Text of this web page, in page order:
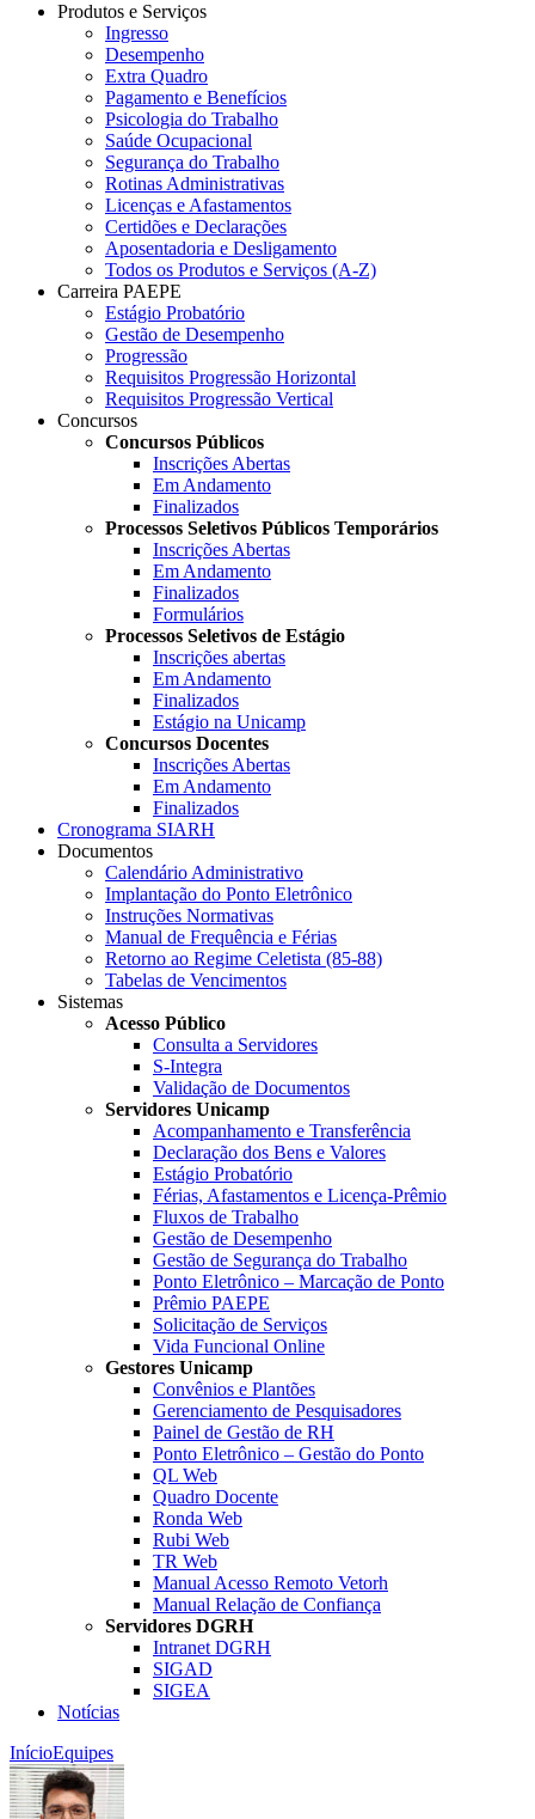
Produtos e Serviços
Ingresso
Desempenho
Extra Quadro
Pagamento e Benefícios
Psicologia do Trabalho
Saúde Ocupacional
Segurança do Trabalho
Rotinas Administrativas
Licenças e Afastamentos
Certidões e Declarações
Aposentadoria e Desligamento
Todos os Produtos e Serviços (A-Z)
Carreira PAEPE
Estágio Probatório
Gestão de Desempenho
Progressão
Requisitos Progressão Horizontal
Requisitos Progressão Vertical
Concursos
Concursos Públicos
Inscrições Abertas
Em Andamento
Finalizados
Processos Seletivos Públicos Temporários
Inscrições Abertas
Em Andamento
Finalizados
Formulários
Processos Seletivos de Estágio
Inscrições abertas
Em Andamento
Finalizados
Estágio na Unicamp
Concursos Docentes
Inscrições Abertas
Em Andamento
Finalizados
Cronograma SIARH
Documentos
Calendário Administrativo
Implantação do Ponto Eletrônico
Instruções Normativas
Manual de Frequência e Férias
Retorno ao Regime Celetista (85-88)
Tabelas de Vencimentos
Sistemas
Acesso Público
Consulta a Servidores
S-Integra
Validação de Documentos
Servidores Unicamp
Acompanhamento e Transferência
Declaração dos Bens e Valores
Estágio Probatório
Férias, Afastamentos e Licença-Prêmio
Fluxos de Trabalho
Gestão de Desempenho
Gestão de Segurança do Trabalho
Ponto Eletrônico – Marcação de Ponto
Prêmio PAEPE
Solicitação de Serviços
Vida Funcional Online
Gestores Unicamp
Convênios e Plantões
Gerenciamento de Pesquisadores
Painel de Gestão de RH
Ponto Eletrônico – Gestão do Ponto
QL Web
Quadro Docente
Ronda Web
Rubi Web
TR Web
Manual Acesso Remoto Vetorh
Manual Relação de Confiança
Servidores DGRH
Intranet DGRH
SIGAD
SIGEA
Notícias
InícioEquipes